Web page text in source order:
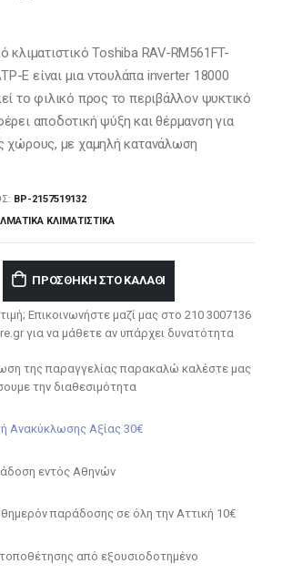
κλιματιστικό Toshiba RAV-RM561FT-
E είναι μια ντουλάπα inverter 18000
το φιλικό προς το περιβάλλον ψυκτικό
αποδοτική ψύξη και θέρμανση για
χώρους, με χαμηλή κατανάλωση
BP-2157519132
ΚΛΙΜΑΤΙΣΤΙΚΆ
ΠΡΟΣΘΉΚΗ ΣΤΟ ΚΑΛΆΘΙ
Επικοινωνήστε μαζί μας στο 210 3007136
για να μάθετε αν υπάρχει δυνατότητα
της παραγγελίας παρακαλώ καλέστε μας
την διαθεσιμότητα
Ανακύκλωσης Αξίας 30€
εντός Αθηνών
παράδοσης σε όλη την Αττική 10€
από εξουσιοδοτημένο